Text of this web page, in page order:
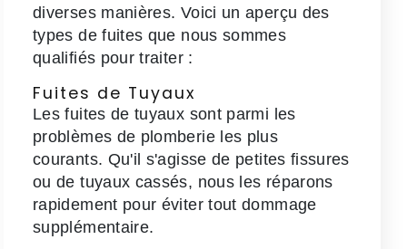
diverses manières. Voici un aperçu des
types de fuites que nous sommes
qualifiés pour traiter :
Fuites de Tuyaux
Les fuites de tuyaux sont parmi les
problèmes de plomberie les plus
courants. Qu'il s'agisse de petites fissures
ou de tuyaux cassés, nous les réparons
rapidement pour éviter tout dommage
supplémentaire.